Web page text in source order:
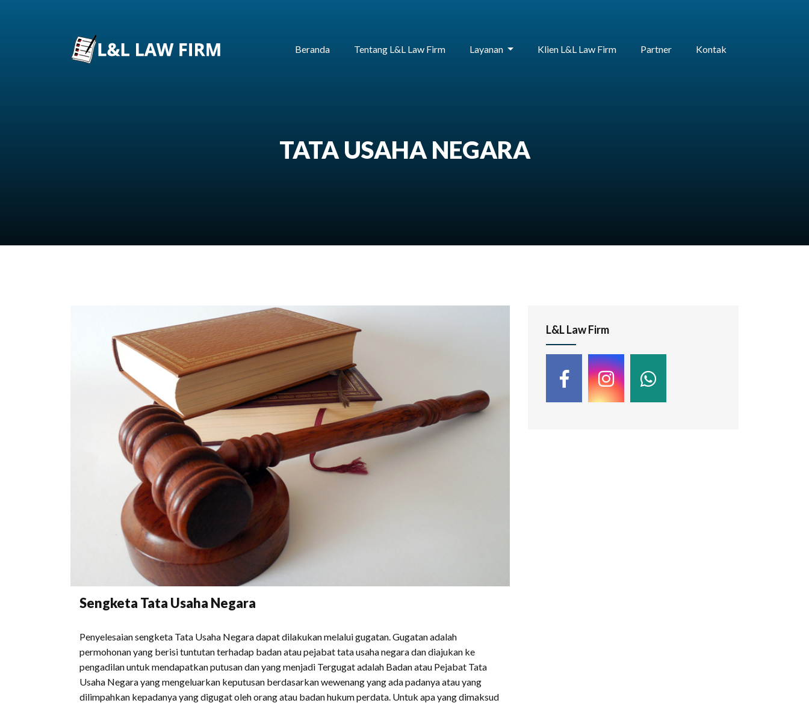
Beranda Tentang L&L Law Firm Layanan Klien L&L Law Firm Partner Kontak
TATA USAHA NEGARA
Sengketa Tata Usaha Negara
Penyelesaian sengketa Tata Usaha Negara dapat dilakukan melalui gugatan. Gugatan adalah
permohonan yang berisi tuntutan terhadap badan atau pejabat tata usaha negara dan diajukan ke
pengadilan untuk mendapatkan putusan dan yang menjadi Tergugat adalah Badan atau Pejabat Tata
Usaha Negara yang mengeluarkan keputusan berdasarkan wewenang yang ada padanya atau yang
dilimpahkan kepadanya yang digugat oleh orang atau badan hukum perdata. Untuk apa yang dimaksud
L&L Law Firm